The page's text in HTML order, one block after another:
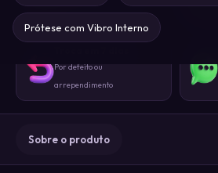
Prótese com Vibro Interno
Sem identificação externa
Por defeito ou
arrependimento
Sobre o produto